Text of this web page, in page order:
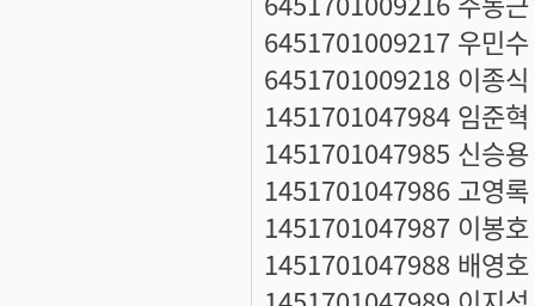
6451701009217 우민수
6451701009218 이종식
1451701047984 임준혁
1451701047985 신승용
1451701047986 고영록
1451701047987 이봉호
1451701047988 배영호